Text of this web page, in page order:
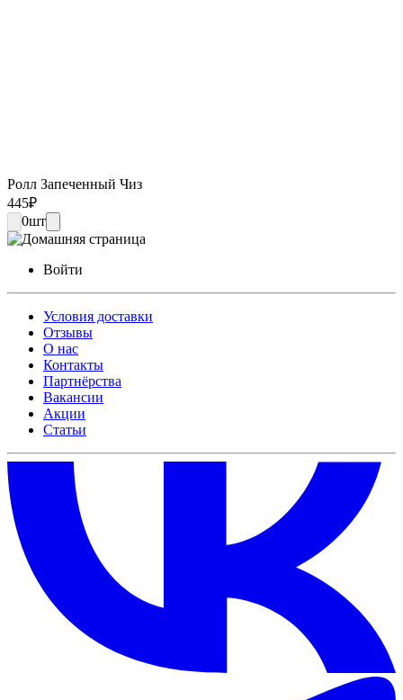
Ролл Запеченный Чиз
445₽
0шт
Войти
Условия доставки
Отзывы
О нас
Контакты
Партнёрства
Вакансии
Акции
Статьи